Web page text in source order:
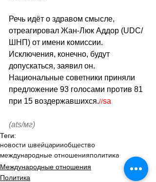
Речь идёт о здравом смысле,
отреагировал Жан-Люк Аддор (UDC/
ШНП) от имени комиссии.
Исключения, конечно, будут
допускаться, заявил он.
Национальные советники приняли
предложение 93 голосами против 81
при 15 воздержавшихся.//sa
(ats/мг)
Теги:
новости швейцарииобщество
международные отношенияполитика
Международные отношения
Политика